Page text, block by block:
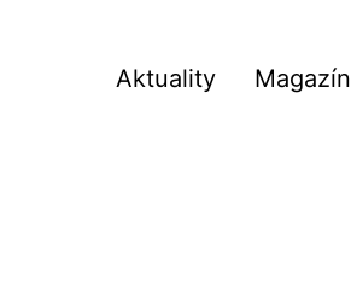
Aktuality Magazín